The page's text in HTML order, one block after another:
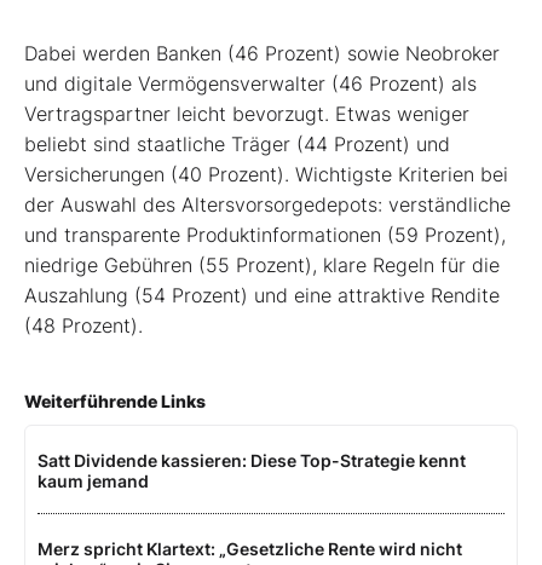
Dabei werden Banken (46 Prozent) sowie Neobroker
und digitale Vermögensverwalter (46 Prozent) als
Vertragspartner leicht bevorzugt. Etwas weniger
beliebt sind staatliche Träger (44 Prozent) und
Versicherungen (40 Prozent). Wichtigste Kriterien bei
der Auswahl des Altersvorsorgedepots: verständliche
und transparente Produktinformationen (59 Prozent),
niedrige Gebühren (55 Prozent), klare Regeln für die
Auszahlung (54 Prozent) und eine attraktive Rendite
(48 Prozent).
Weiterführende Links
Satt Dividende kassieren: Diese Top-Strategie kennt
kaum jemand
Merz spricht Klartext: „Gesetzliche Rente wird nicht